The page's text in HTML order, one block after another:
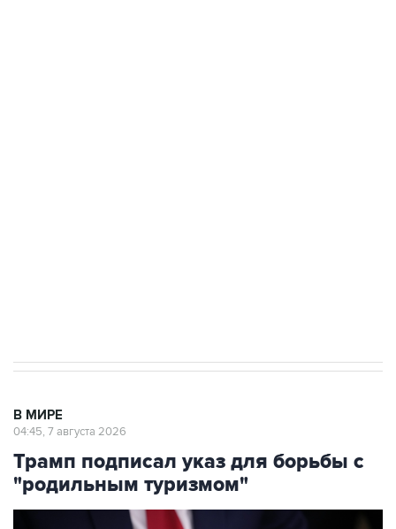
В МИРЕ
04:45, 7 августа 2026
Трамп подписал указ для борьбы с
"родильным туризмом"